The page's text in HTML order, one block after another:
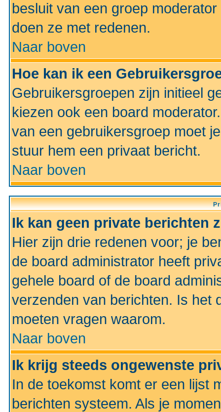
besluit van een groep
doen ze met redenen.
Naar boven
Hoe kan ik een
Gebruikersgroepen zijn initieel
kiezen ook een board
van een gebruikersgroep moet
stuur hem een privaat bericht.
Naar boven
Ik kan geen private berichten
Hier zijn drie redenen voor; je
de board administrator heeft
gehele board of de board
verzenden van berichten. Is het
moeten vragen waarom.
Naar boven
Ik krijg steeds ongewenste
In de toekomst komt er een lijst
berichten systeem. Als je